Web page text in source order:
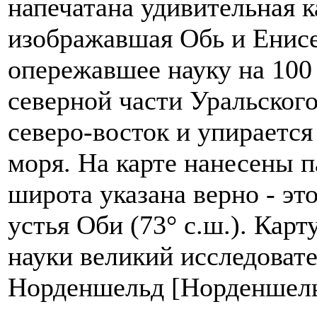
напечатана удивительная
изображавшая Обь и
опережавшее науку на
северной части
северо-восток и
моря. На карте нанесены
широта указана верно -
устья Оби (73° с.ш.).
науки великий
Норденшельд